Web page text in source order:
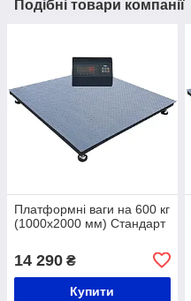
Подібні товари компанії
Платформні ваги на 600 кг
(1000х2000 мм) Стандарт
14 290 ₴
Купити